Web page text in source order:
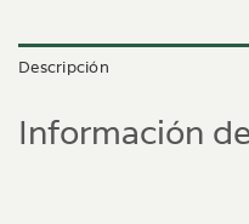
Descripción
Información